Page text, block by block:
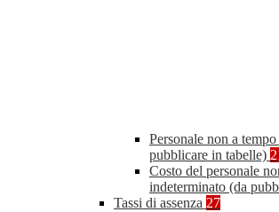
Personale non a
pubblicare in tabelle)
Costo del personale
indeterminato (da
Tassi di assenza 27